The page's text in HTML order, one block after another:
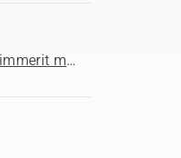
Näytä kaikki kategorian Ruohotrimmerit myytävät tuotteet